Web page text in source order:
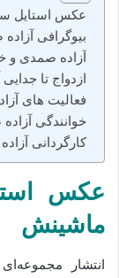
عکس استایل
بیوگرافی
آزاده صمدی و
ازدواج تا
فعالیت های
خوانندگی
کارگردانی
عکس
ماشینش
انتشار